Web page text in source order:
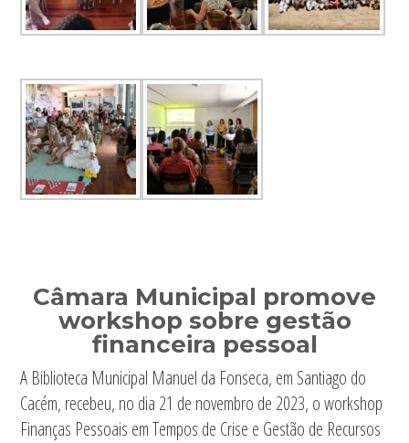
Câmara Municipal promove
workshop sobre gestão
financeira pessoal
A Biblioteca Municipal Manuel da Fonseca, em Santiago do
Cacém, recebeu, no dia 21 de novembro de 2023, o workshop
Finanças Pessoais em Tempos de Crise e Gestão de Recursos